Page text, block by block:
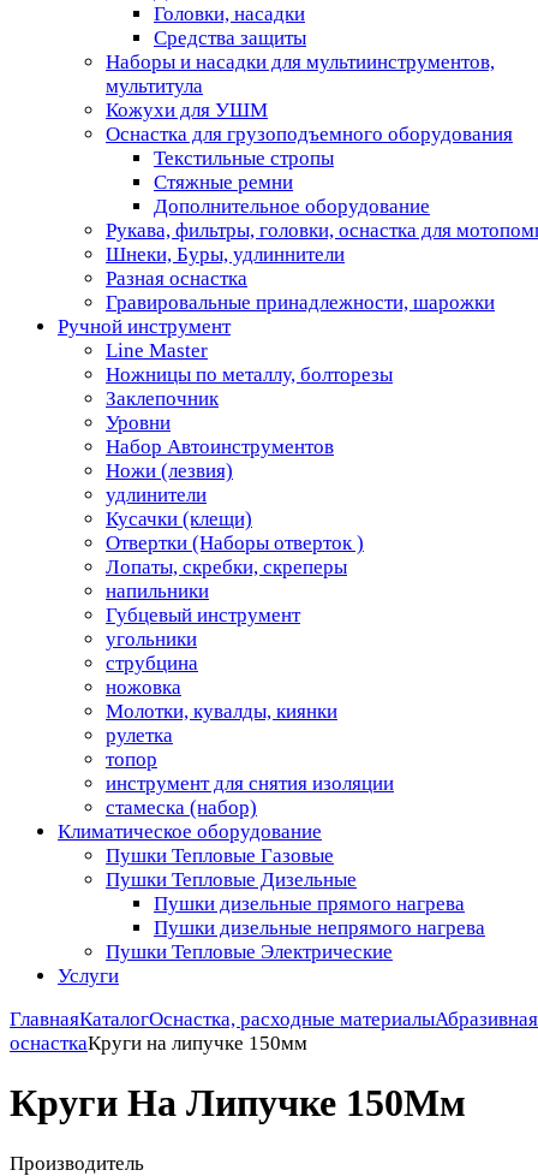
Головки, насадки
Средства защиты
Наборы и насадки для мультиинструментов,
мультитула
Кожухи для УШМ
Оснастка для грузоподъемного оборудования
Текстильные стропы
Стяжные ремни
Дополнительное оборудование
Рукава, фильтры, головки, оснастка для
Шнеки, Буры, удлиннители
Разная оснастка
Гравировальные принадлежности, шарожки
Ручной инструмент
Line Master
Ножницы по металлу, болторезы
Заклепочник
Уровни
Набор Автоинструментов
Ножи (лезвия)
удлинители
Кусачки (клещи)
Отвертки (Наборы отверток )
Лопаты, скребки, скреперы
напильники
Губцевый инструмент
угольники
струбцина
ножовка
Молотки, кувалды, киянки
рулетка
топор
инструмент для снятия изоляции
стамеска (набор)
Климатическое оборудование
Пушки Тепловые Газовые
Пушки Тепловые Дизельные
Пушки дизельные прямого нагрева
Пушки дизельные непрямого нагрева
Пушки Тепловые Электрические
Услуги
ГлавнаяКаталогОснастка, расходные материалыАбразивная
оснасткаКруги на липучке 150мм
Круги На Липучке 150Мм
Производитель